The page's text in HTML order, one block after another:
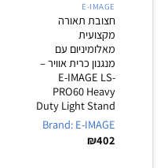
E-IMAGE
חצובת תאורה
מקצועית
מאלומיניום עם
מנגנון כרית אוויר –
E-IMAGE LS-
PRO60 Heavy
Duty Light Stand
Brand: E-IMAGE
₪402